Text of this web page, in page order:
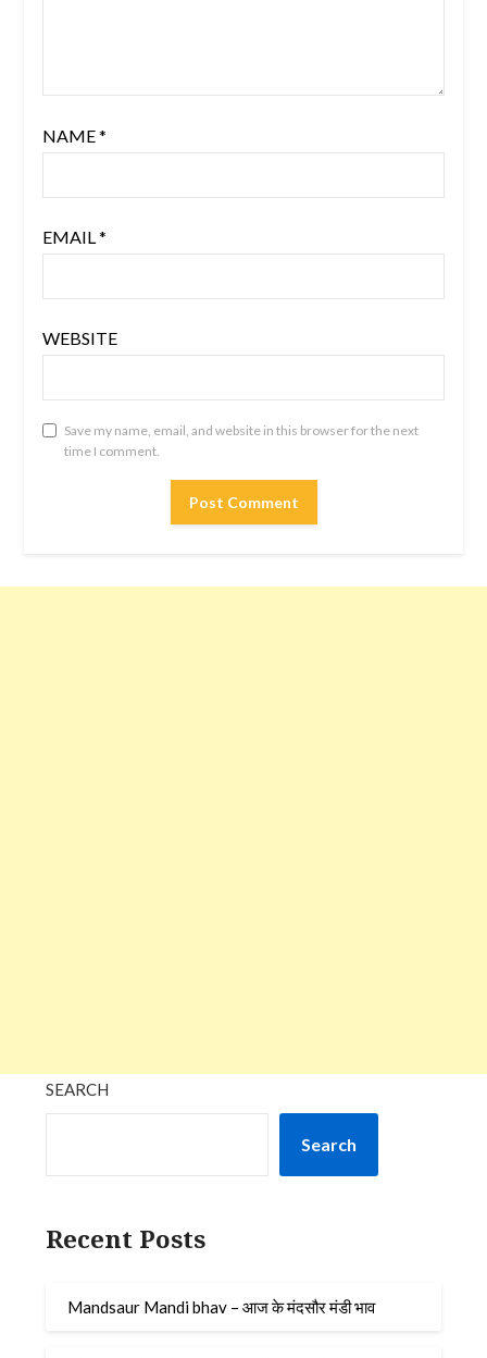
NAME*
EMAIL*
WEBSITE
Save my name, email, and website in this browser for the next
time I comment.
SEARCH
Search
Recent Posts
Mandsaur Mandi bhav – आज के मंदसौर मंडी भाव